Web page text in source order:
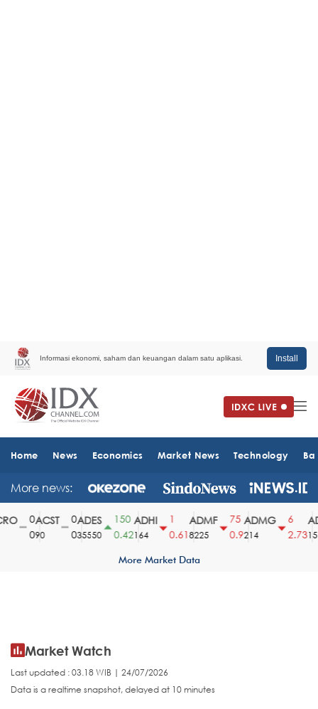
Informasi ekonomi, saham dan keuangan dalam satu aplikasi. Install
Home News Economics Market News Technology
More news:
ACST
90
ADES
35550
150
0.42
ADHI
164
0.61
ADMF
8225
75
0.9
ADMG
214
2.731510
More Market Data
Market Watch
Last updated : 03.18 WIB | 24/07/2026
Data is a realtime snapshot, delayed at 10 minutes